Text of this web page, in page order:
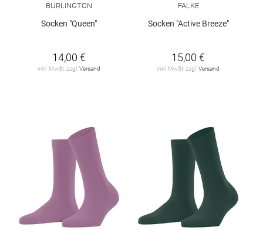
BURLINGTON
Socken "Queen"
14,00 €
inkl. MwSt. zzgl. Versand
FALKE
Socken "Active Breeze"
15,00 €
inkl. MwSt. zzgl. Versand